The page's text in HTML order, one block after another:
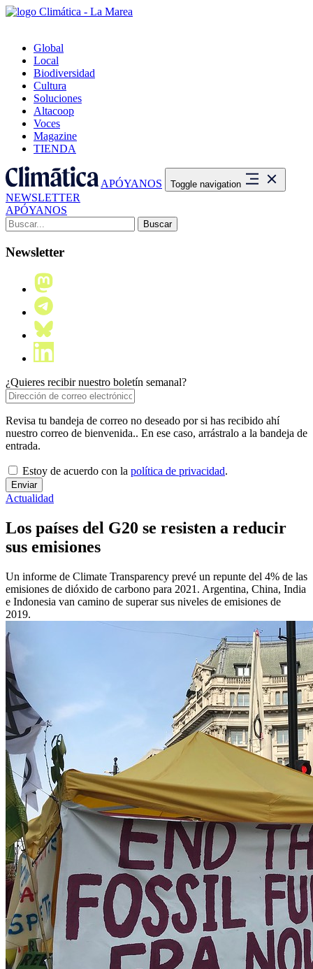
Global
Local
Biodiversidad
Cultura
Soluciones
Altacoop
Voces
Magazine
TIENDA
APÓYANOS Toggle navigation
NEWSLETTER
APÓYANOS
Buscar:
Newsletter
¿Quieres recibir nuestro boletín semanal?
Revisa tu bandeja de correo no deseado por si has recibido ahí
nuestro correo de bienvenida.. En ese caso, arrástralo a la bandeja de
entrada.
Estoy de acuerdo con la política de privacidad.
Actualidad
Los países del G20 se resisten a reducir
sus emisiones
Un informe de Climate Transparency prevé un repunte del 4% de las
emisiones de dióxido de carbono para 2021. Argentina, China, India
e Indonesia van camino de superar sus niveles de emisiones de
2019.